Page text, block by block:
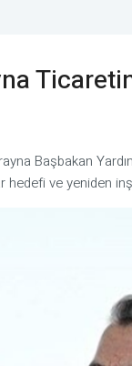
Başbakan
ve yeniden